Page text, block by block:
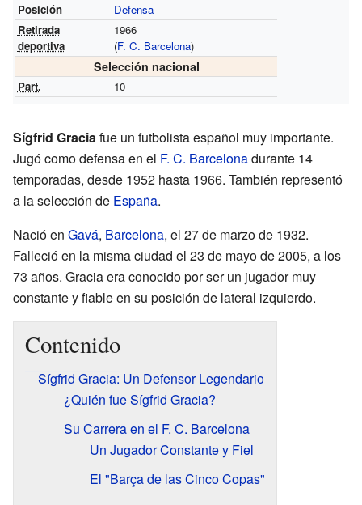
Posición
Defensa
Retirada
deportiva
1966
(F. C. Barcelona)
Selección nacional
Part. 10
Sígfrid Graciafue un futbolista español muy importante.
Jugó como defensa en el F. C. Barcelonadurante 14
temporadas, desde 1952 hasta 1966. También representó
a la selección de España.
Nació en Gavá, Barcelona, el 27 de marzo de 1932.
Falleció en la misma ciudad el 23 de mayo de 2005, a los
73 años. Gracia era conocido por ser un jugador muy
constante y fiable en su posición de lateral izquierdo.
Contenido
Sígfrid Gracia: Un Defensor Legendario
¿Quién fue Sígfrid Gracia?
Su Carrera en el F. C. Barcelona
Un Jugador Constante y Fiel
El "Barça de las Cinco Copas"